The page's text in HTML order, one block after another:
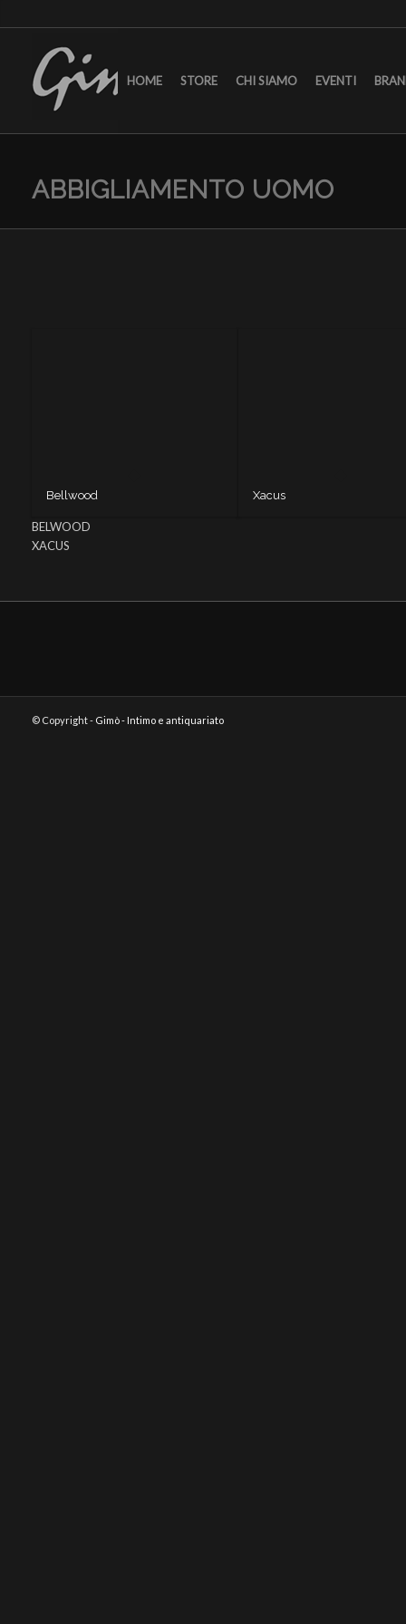
HOME STORE CHI SIAMO EVENTI
ABBIGLIAMENTO UOMO
Bellwood Xacus
BELWOOD
XACUS
© Copyright - Gimò - Intimo e antiquariato